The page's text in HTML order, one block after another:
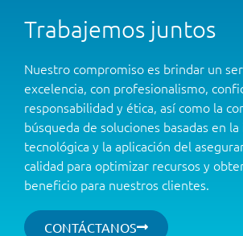
Trabajemos juntos
Nuestro compromiso es brindar un
excelencia, con profesionalismo,
responsabilidad y ética, así como la
búsqueda de soluciones basadas en
tecnológica y la aplicación del
calidad para optimizar recursos y
beneficio para nuestros clientes.
CONTÁCTANOS